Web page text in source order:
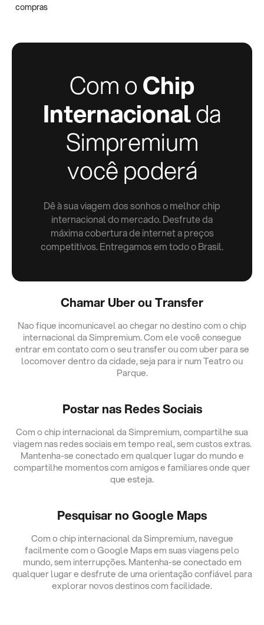
compras
Com oChip
Internacionalda
Simpremium
você poderá
Dê à sua viagem dos sonhos o melhor chip
internacional do mercado. Desfrute da
máxima cobertura de internet a preços
competitivos. Entregamos em todo o Brasil.
Chamar Uber ou Transfer
Nao fique incomunicavel ao chegar no destino com o chip
internacional da Simpremium. Com ele você consegue
entrar em contato com o seu transfer ou com uber para se
locomover dentro da cidade, seja para ir num Teatro ou
Parque.
Postar nas Redes Sociais
Com o chip internacional da Simpremium, compartilhe sua
viagem nas redes sociais em tempo real, sem custos extras.
Mantenha-se conectado em qualquer lugar do mundo e
compartilhe momentos com amigos e familiares onde quer
que esteja.
Pesquisar no Google Maps
Com o chip internacional da Simpremium, navegue
facilmente com o Google Maps em suas viagens pelo
mundo, sem interrupções. Mantenha-se conectado em
qualquer lugar e desfrute de uma orientação confiável para
explorar novos destinos com facilidade.